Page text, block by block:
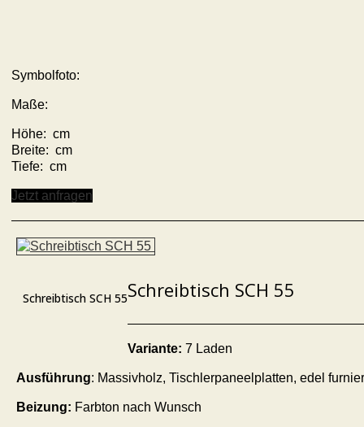
Symbolfoto:
Maße:
Höhe: cm
Breite: cm
Tiefe: cm
Jetzt anfragen
Schreibtisch SCH 55Schreibtisch SCH 55
Variante: 7 Laden
Ausführung: Massivholz, Tischlerpaneelplatten, edel
Beizung: Farbton nach Wunsch